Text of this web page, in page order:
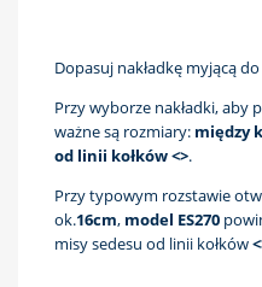
Dopasuj nakładkę myjącą
Przy wyborze nakładki, aby
ważne są rozmiary: między
od linii kołków <>.
Przy typowym rozstawie
ok.16cm, model ES270
misy sedesu od linii kołków